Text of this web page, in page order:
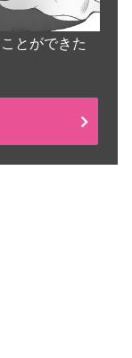
とができた